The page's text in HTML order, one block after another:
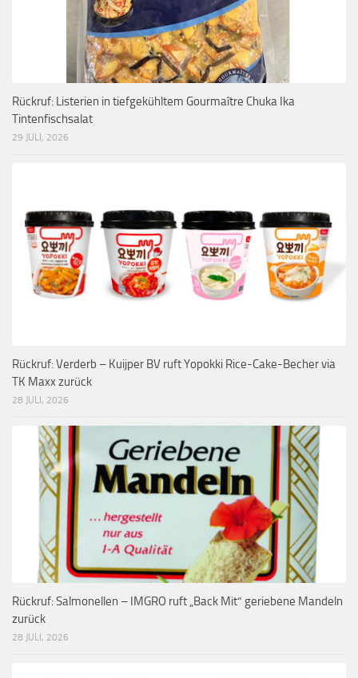
Rückruf: Listerien in tiefgekühltem Gourmaître Chuka Ika
Tintenfischsalat
29 JULI, 2026
Rückruf: Verderb – Kuijper BV ruft Yopokki Rice-Cake-Becher via
TK Maxx zurück
28 JULI, 2026
Rückruf: Salmonellen – IMGRO ruft „Back Mit“ geriebene Mandeln
zurück
28 JULI, 2026